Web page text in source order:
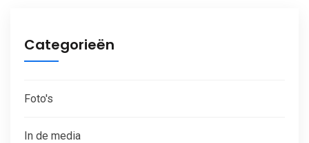
Categorieën
Foto's
In de media